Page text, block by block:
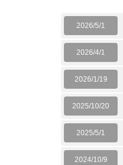
2026/5/1
2026/4/1
2026/1/19
2025/10/20
2025/5/1
2024/10/9